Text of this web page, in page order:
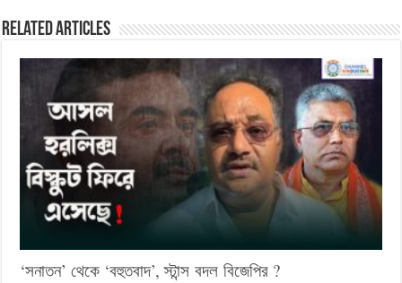
Related Articles
‘সনাতন’ থেকে ‘বহুতবাদ’, স্টান্স বদল বিজেপির ?